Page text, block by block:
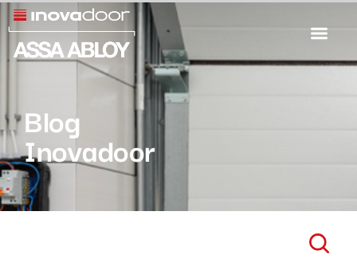
Blog
Inovadoor